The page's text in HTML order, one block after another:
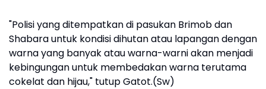
"Polisi yang ditempatkan di pasukan Brimob dan
Shabara untuk kondisi dihutan atau lapangan dengan
warna yang banyak atau warna-warni akan menjadi
kebingungan untuk membedakan warna terutama
cokelat dan hijau," tutup Gatot.(Sw)